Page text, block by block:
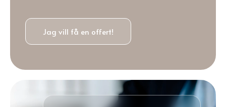
Jag vill få en offert!